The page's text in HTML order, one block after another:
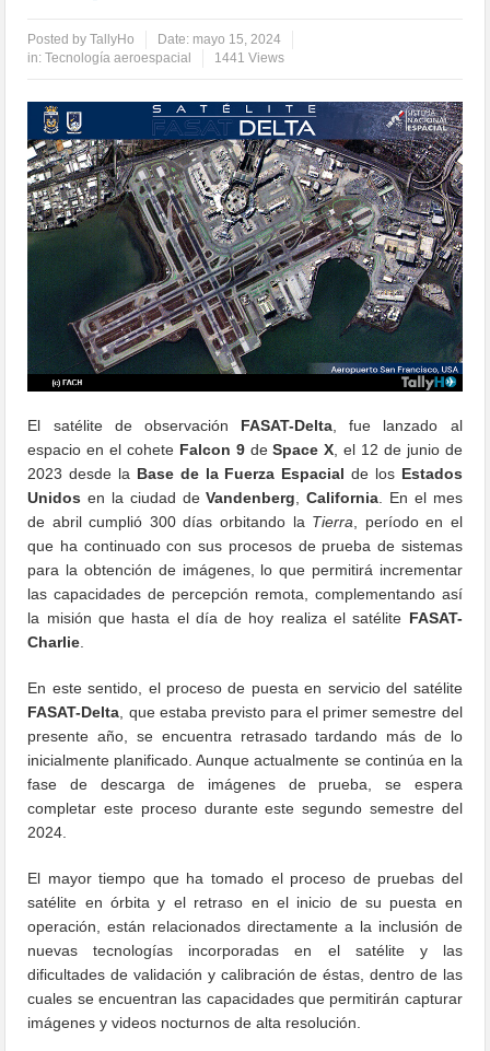
Posted byTallyHo Date: mayo 15, 2024
in:Tecnología aeroespacial 1441 Views
El satélite de observación FASAT-Delta , fue lanzado al
espacio en el cohete Falcon 9deSpace X , el 12 de junio de
2023 desde la Base de la Fuerza Espacial de los Estados
Unidos en la ciudad deVandenberg ,California . En el mes
de abril cumplió 300 días orbitando la Tierra , período en el
que ha continuado con sus procesos de prueba de sistemas
para la obtención de imágenes, lo que permitirá incrementar
las capacidades de percepción remota, complementando así
la misión que hasta el día de hoy realiza el satélite FASAT-
Charlie
En este sentido, el proceso de puesta en servicio del satélite
FASAT-Delta , que estaba previsto para el primer semestre del
presente año, se encuentra retrasado tardando más de lo
inicialmente planificado. Aunque actualmente se continúa en la
fase de descarga de imágenes de prueba, se espera
completar este proceso durante este segundo semestre del
2024.
El mayor tiempo que ha tomado el proceso de pruebas del
satélite en órbita y el retraso en el inicio de su puesta en
operación, están relacionados directamente a la inclusión de
nuevas tecnologías incorporadas en el satélite y las
dificultades de validación y calibración de éstas, dentro de las
cuales se encuentran las capacidades que permitirán capturar
imágenes y videos nocturnos de alta resolución.